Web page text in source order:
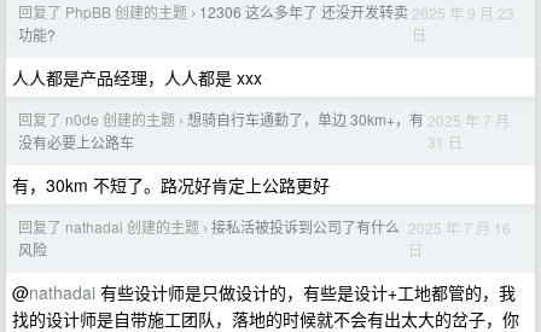
回复了 PhpBB 创建的主题 › 12306 这么多年了 还没开发转卖
功能?
2025 年 9 月 23
日
人人都是产品经理，人人都是 xxx
回复了 n0de 创建的主题 › 想骑自行车通勤了，单边 30km+，有
没有必要上公路车
2025 年 7 月
31 日
有，30km 不短了。路况好肯定上公路更好
回复了 nathadai 创建的主题 › 接私活被投诉到公司了有什么
风险
2025 年 7 月 16
日
@nathadai 有些设计师是只做设计的，有些是设计+工地都管的，我
找的设计师是自带施工团队，落地的时候就不会有出太大的岔子，你